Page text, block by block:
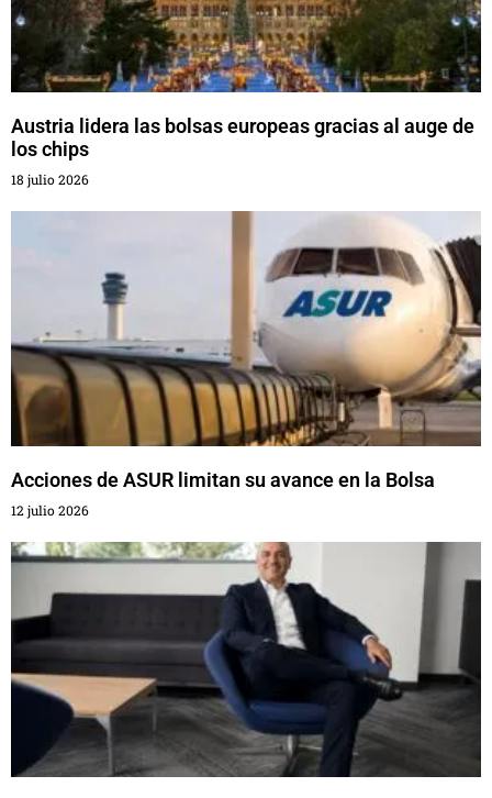
Austria lidera las bolsas europeas gracias al auge de
los chips
18 julio 2026
Acciones de ASUR limitan su avance en la Bolsa
12 julio 2026